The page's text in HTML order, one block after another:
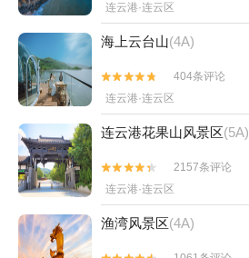
连云港·连云区
海上云台山(4A)


404条评论
连云港·连云区
连云港花果山风景区(5A)


2157条评论
连云港·连云区
渔湾风景区(4A)